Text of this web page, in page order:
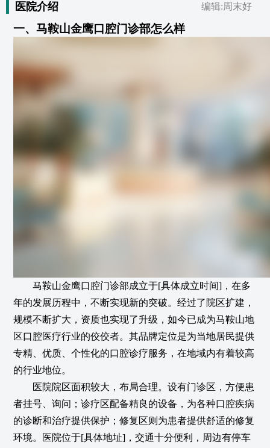
医院介绍 编辑:周末好
一、马鞍山金鹰口腔门诊部怎么样
马鞍山金鹰口腔门诊部成立于[具体成立时间]，在多
年的发展历程中，不断实现新的突破。经过了院区扩建，
规模不断扩大，资质也实现了升级，如今已成为马鞍山地
区口腔医疗行业的佼佼者。其品牌定位是为当地居民提供
专精、优质、个性化的口腔诊疗服务，在地域内有着较高
的行业地位。
医院院区面积较大，布局合理。设有门诊区，方便患
者挂号、询问；诊疗区配备精良的设备，为各种口腔疾病
的诊断和治疗提供保护；修复区则为患者提供舒适的修复
环境。医院位于[具体地址]，交通十分便利，周边有停车